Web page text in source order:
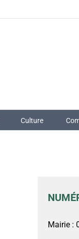
Culture
Mairie :